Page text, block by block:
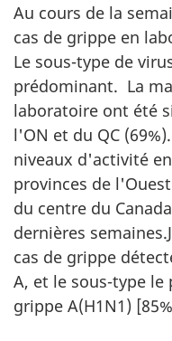
Au cours de la
cas de grippe en
Le sous-type de
prédominant. La
laboratoire ont été
l'ON et du QC
niveaux d'activité
provinces de
du centre du
dernières
cas de grippe
A, et le sous-type
grippe A(H1N1)